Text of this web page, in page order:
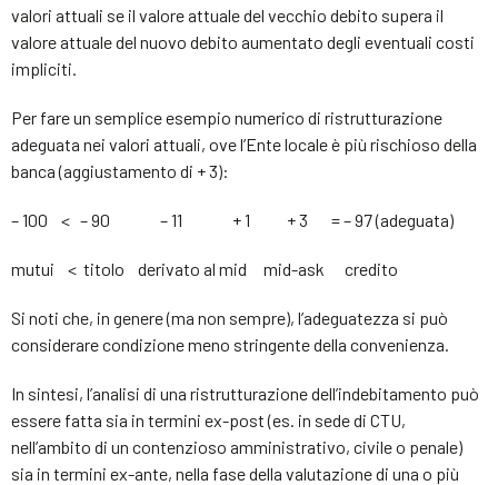
valori attuali se il valore attuale del vecchio debito supera il
valore attuale del nuovo debito aumentato degli eventuali costi
impliciti.
Per fare un semplice esempio numerico di ristrutturazione
adeguata nei valori attuali, ove l’Ente locale è più rischioso della
banca (aggiustamento di + 3):
– 100 < – 90 – 11 + 1 + 3 = – 97 (adeguata)
mutui < titolo derivato al mid mid-ask credito
Si noti che, in genere (ma non sempre), l’adeguatezza si può
considerare condizione meno stringente della convenienza.
In sintesi, l’analisi di una ristrutturazione dell’indebitamento può
essere fatta sia in termini ex-post (es. in sede di CTU,
nell’ambito di un contenzioso amministrativo, civile o penale)
sia in termini ex-ante, nella fase della valutazione di una o più